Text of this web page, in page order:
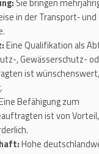
Sie bringen
in der Transport‑ und
Eine Qualifikation als
, Gewässerschutz-
ist
Befähigung zum
ist von
Hohe